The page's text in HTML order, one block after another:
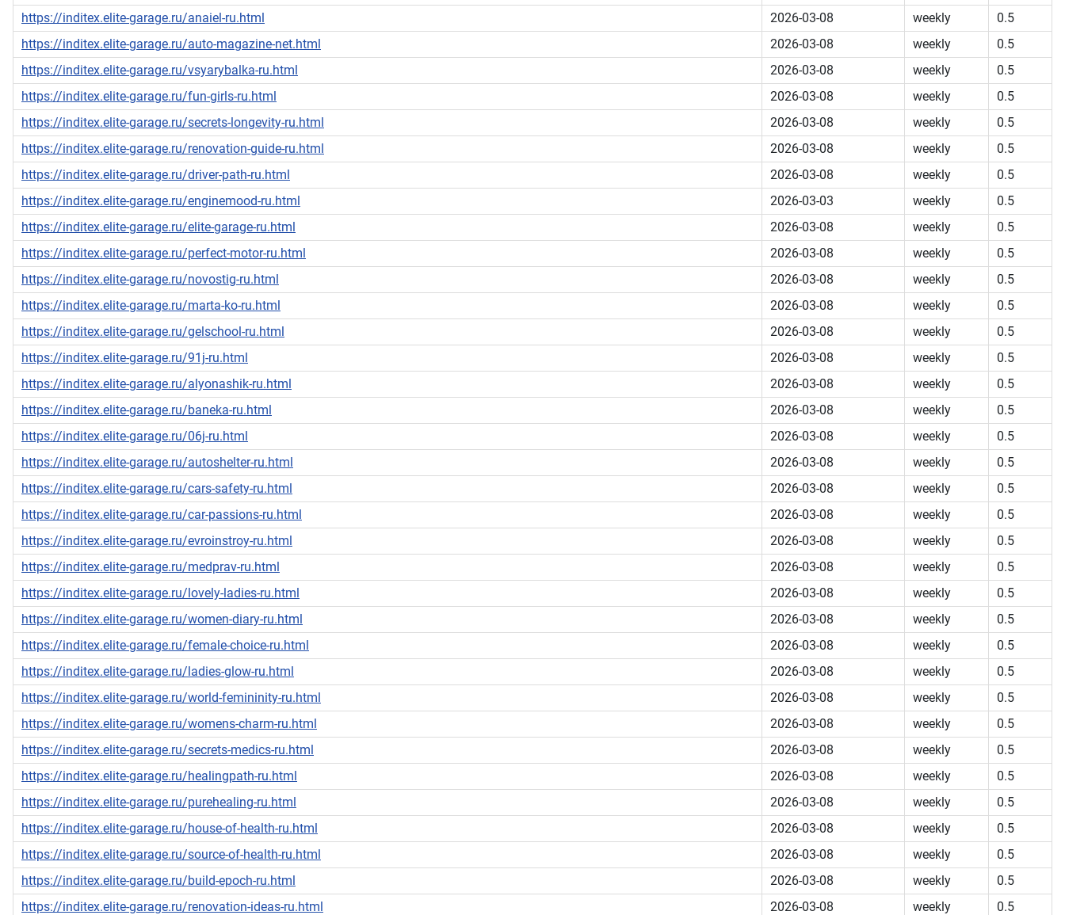
https://inditex.elite-garage.ru/anaiel-ru.html
2026-03-08 weekly
0.5
https://inditex.elite-garage.ru/auto-magazine-net.html
2026-03-08 weekly
0.5
https://inditex.elite-garage.ru/vsyarybalka-ru.html
2026-03-08 weekly
0.5
https://inditex.elite-garage.ru/fun-girls-ru.html
2026-03-08 weekly
0.5
https://inditex.elite-garage.ru/secrets-longevity-ru.html
2026-03-08 weekly
0.5
https://inditex.elite-garage.ru/renovation-guide-ru.html
2026-03-08 weekly
0.5
https://inditex.elite-garage.ru/driver-path-ru.html
2026-03-08 weekly
0.5
https://inditex.elite-garage.ru/enginemood-ru.html
2026-03-03 weekly
0.5
https://inditex.elite-garage.ru/elite-garage-ru.html
2026-03-08 weekly
0.5
https://inditex.elite-garage.ru/perfect-motor-ru.html
2026-03-08 weekly
0.5
https://inditex.elite-garage.ru/novostig-ru.html
2026-03-08 weekly
0.5
https://inditex.elite-garage.ru/marta-ko-ru.html
2026-03-08 weekly
0.5
https://inditex.elite-garage.ru/gelschool-ru.html
2026-03-08 weekly
0.5
https://inditex.elite-garage.ru/91j-ru.html
2026-03-08 weekly
0.5
https://inditex.elite-garage.ru/alyonashik-ru.html
2026-03-08 weekly
0.5
https://inditex.elite-garage.ru/baneka-ru.html
2026-03-08 weekly
0.5
https://inditex.elite-garage.ru/06j-ru.html
2026-03-08 weekly
0.5
https://inditex.elite-garage.ru/autoshelter-ru.html
2026-03-08 weekly
0.5
https://inditex.elite-garage.ru/cars-safety-ru.html
2026-03-08 weekly
0.5
https://inditex.elite-garage.ru/car-passions-ru.html
2026-03-08 weekly
0.5
https://inditex.elite-garage.ru/evroinstroy-ru.html
2026-03-08 weekly
0.5
https://inditex.elite-garage.ru/medprav-ru.html
2026-03-08 weekly
0.5
https://inditex.elite-garage.ru/lovely-ladies-ru.html
2026-03-08 weekly
0.5
https://inditex.elite-garage.ru/women-diary-ru.html
2026-03-08 weekly
0.5
https://inditex.elite-garage.ru/female-choice-ru.html
2026-03-08 weekly
0.5
https://inditex.elite-garage.ru/ladies-glow-ru.html
2026-03-08 weekly
0.5
https://inditex.elite-garage.ru/world-femininity-ru.html
2026-03-08 weekly
0.5
https://inditex.elite-garage.ru/womens-charm-ru.html
2026-03-08 weekly
0.5
https://inditex.elite-garage.ru/secrets-medics-ru.html
2026-03-08 weekly
0.5
https://inditex.elite-garage.ru/healingpath-ru.html
2026-03-08 weekly
0.5
https://inditex.elite-garage.ru/purehealing-ru.html
2026-03-08 weekly
0.5
https://inditex.elite-garage.ru/house-of-health-ru.html
2026-03-08 weekly
0.5
https://inditex.elite-garage.ru/source-of-health-ru.html
2026-03-08 weekly
0.5
https://inditex.elite-garage.ru/build-epoch-ru.html
2026-03-08 weekly
0.5
https://inditex.elite-garage.ru/renovation-ideas-ru.html
2026-03-08 weekly
0.5